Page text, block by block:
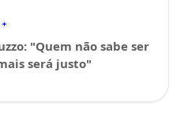
"Quem não sabe ser
será justo"